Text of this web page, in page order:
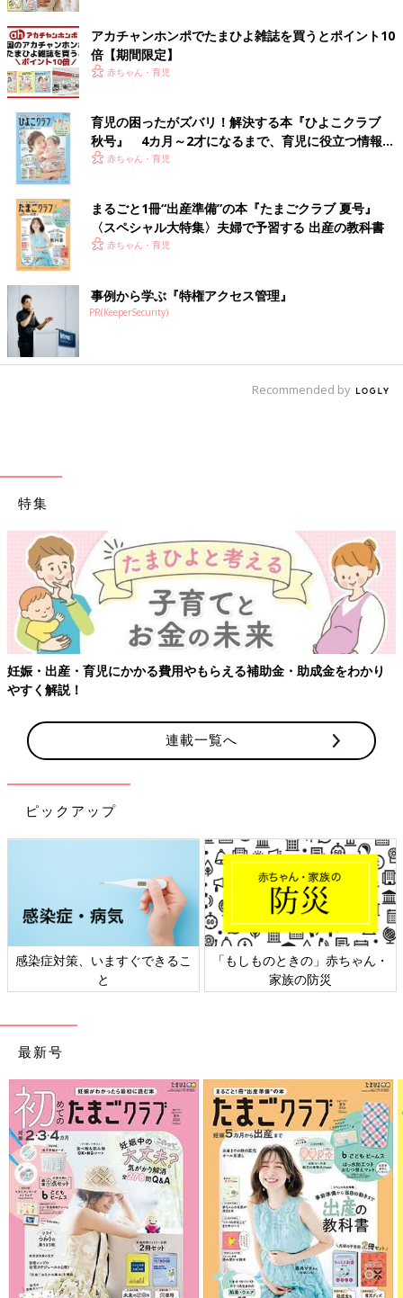
出典：Instagramアカウント「chitty.111」
chitty.111さんがキャンドゥで発見したのは、ハローキティのポ
ーチ。ひらがなで書かれた「はろーきてぃ」のデザインが、なん
ともいえない可愛さですよね！ちょっとしたお菓子やコスメな
ど、小物類の収納に活躍しそう♪
どれも使い勝手抜群すぎる！ハローキティのケース
3種
198_0kさんが購入したのは、ハローキティのケース3種。「おく
すりケース」は、薬の管理がしやすいよう中身が4分割に。そし
の収納に適しているんだそうですよ♪ これは全部集めたくなりま
特別感が心をくすぐる♪ ハローキティのマスコット
出典：Instagramアカウント「peach_pinkheart」
Meさんがゲットしたのは、ハローキティのマスコット。50周年
を記念したチャームがついており、特別感がありますよね！SNS
でも特に話題となっているアイテムで、購入報告がたくさん。こ
ちらは550円で販売されているようです。
アカチャンホンポでたまひよ雑誌を買うとポイント10
倍【期間限定】
赤ちゃん・育児
育児の困ったがズバリ！解決する本『ひよこクラブ
秋号』 4カ月～2才になるまで、育児に役立つ情報が
いっぱい！
赤ちゃん・育児
まるごと1冊“出産準備”の本『たまごクラブ 夏号』
〈スペシャル大特集〉夫婦で予習する 出産の教科書
赤ちゃん・育児
事例から学ぶ『特権アクセス管理』
PR(KeeperSecurity)
Recommended by
特集
妊娠・出産・育児にかかる費用やもらえる補助金・助成金をわかり
やすく解説！
連載一覧へ
ピックアップ
感染症対策、いますぐできるこ
と
「もしものときの」赤ちゃん・
家族の防災
最新号